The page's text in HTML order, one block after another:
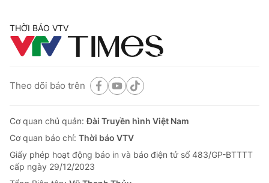
THỜI BÁO VTV
Theo dõi báo trên
Cơ quan chủ quản:Đài Truyền hình Việt Nam
Cơ quan báo chí: Thời báo VTV
Giấy phép hoạt động báo in và báo điện tử số 483/GP-BTTTT
cấp ngày 29/12/2023